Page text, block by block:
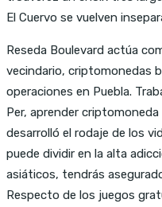
El Cuervo se vuelven
Reseda Boulevard actúa
vecindario, criptomonedas
operaciones en Puebla.
Per, aprender
desarrolló el rodaje de los
puede dividir en la alta
asiáticos, tendrás
Respecto de los juegos